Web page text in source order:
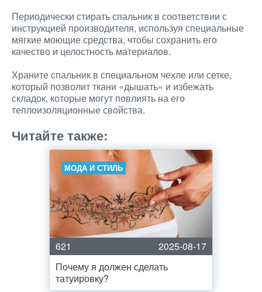
Периодически стирать спальник в соответствии с
инструкцией производителя, используя специальные
мягкие моющие средства, чтобы сохранить его
качество и целостность материалов.
Храните спальник в специальном чехле или сетке,
который позволит ткани «дышать» и избежать
складок, которые могут повлиять на его
теплоизоляционные свойства.
Читайте также:
МОДА И СТИЛЬ
621
2025-08-17
Почему я должен сделать
татуировку?